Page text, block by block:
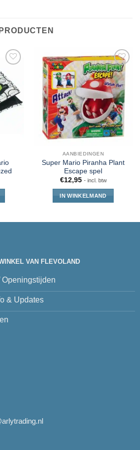
AANBIEDINGEN
Super Mario Piranha Plant
Escape spel
€12,95 - incl. btw
IN WINKELMAND
VAN FLEVOLAND
Openingstijden
& Updates